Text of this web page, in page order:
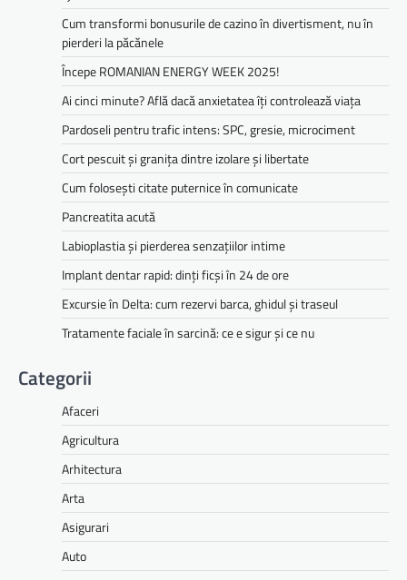
Cum transformi bonusurile de cazino în divertisment, nu în
pierderi la păcănele
Începe ROMANIAN ENERGY WEEK 2025!
Ai cinci minute? Află dacă anxietatea îți controlează viața
Pardoseli pentru trafic intens: SPC, gresie, microciment
Cort pescuit și granița dintre izolare și libertate
Cum folosești citate puternice în comunicate
Pancreatita acută
Labioplastia și pierderea senzațiilor intime
Implant dentar rapid: dinți ficși în 24 de ore
Excursie în Delta: cum rezervi barca, ghidul și traseul
Tratamente faciale în sarcină: ce e sigur și ce nu
Categorii
Afaceri
Agricultura
Arhitectura
Arta
Asigurari
Auto